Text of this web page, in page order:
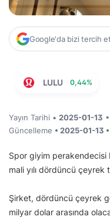
Google'da bizi tercih et
LULU 0,44%
Yayın Tarihi • 2025-01-13
Güncelleme • 2025-01-13 •
Spor giyim perakendecisi
mali yılı dördüncü
Şirket, dördüncü çeyrek
milyar dolar arasında